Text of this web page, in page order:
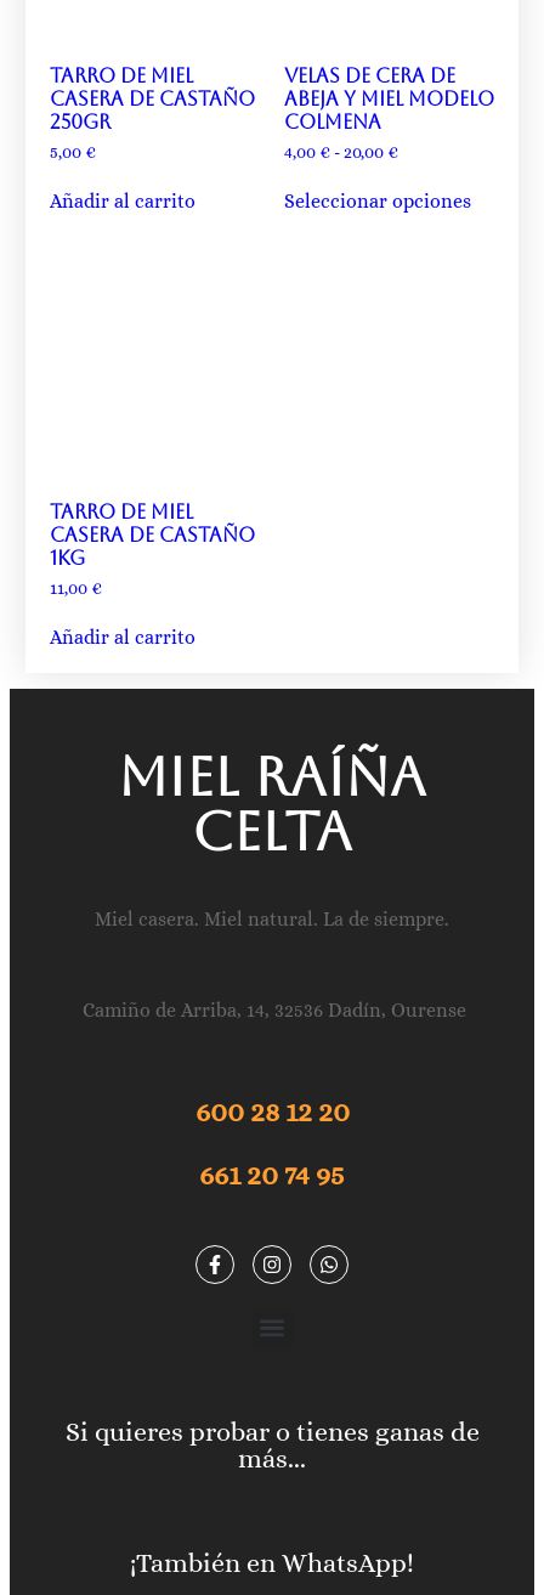
Tarro de miel
casera de castaño
250gr
5,00 €
Añadir al carrito
Velas de cera de
abeja y miel modelo
colmena
4,00 € - 20,00 €
Seleccionar opciones
Tarro de miel
casera de castaño
1kg
11,00 €
Añadir al carrito
Miel raíña
celta
Miel casera. Miel natural. La de siempre.
Camiño de Arriba, 14, 32536 Dadín, Ourense
600 28 12 20
661 20 74 95
Si quieres probar o tienes ganas de
más...
¡También en WhatsApp!